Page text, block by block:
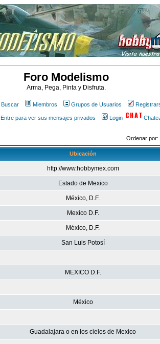
Foro Modelismo
Arma, Pega, Pinta y Disfruta.
Buscar Miembros Grupos de Usuarios
Entre para ver sus mensajes privados Login
Ordenar por:
Ubicación
http://www.hobbymex.com
Estado de Mexico
México, D.F.
Mexico D.F.
México, D.F.
San Luis Potosí
MEXICO D.F.
México
Guadalajara o en los cielos de Mexico